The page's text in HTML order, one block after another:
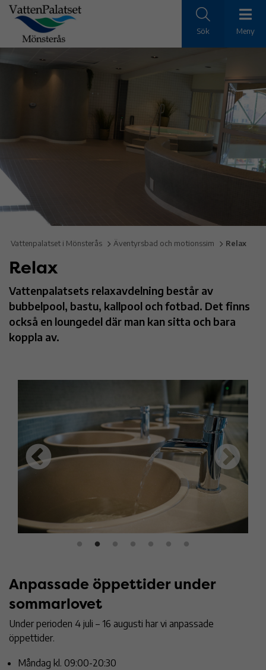
Sök Meny
Vattenpalatset i Mönsterås Äventyrsbad och motionssim Relax
Relax
Vattenpalatsets relaxavdelning består av
bubbelpool, bastu, kallpool och fotbad. Det finns
också en loungedel där man kan sitta och bara
koppla av.
Anpassade öppettider under
sommarlovet
Under perioden 4 juli – 16 augusti har vi anpassade
öppettider.
Måndag kl. 09:00-20:30